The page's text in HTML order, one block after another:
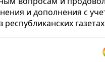
и дополнения с